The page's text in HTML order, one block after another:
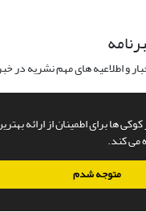
ها برای اطمینان از ارائه
می کند.
متوجه شدم
و اطلاعیه های مهم نشریه در
نشریات علمی.طراحی و پیاده